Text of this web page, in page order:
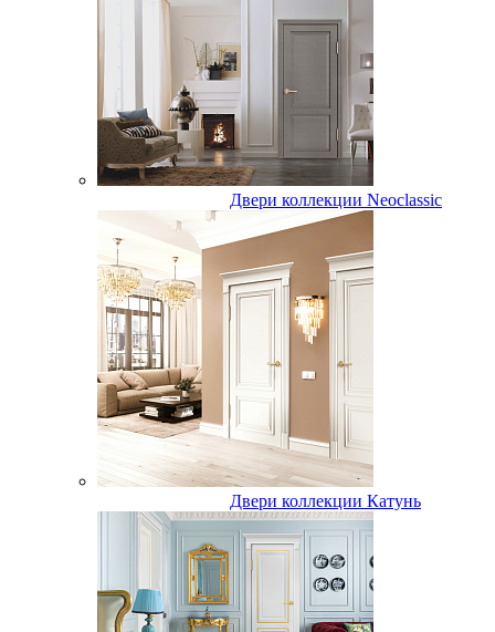
Двери коллекции Neoclassic
Двери коллекции Катунь